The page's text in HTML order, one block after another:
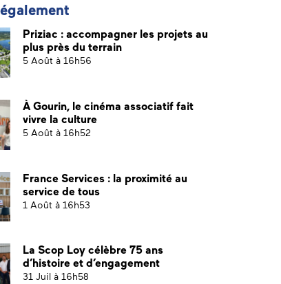
Priziac : accompagner les projets au
plus près du terrain
5 Août à 16h56
À Gourin, le cinéma associatif fait
vivre la culture
5 Août à 16h52
France Services : la proximité au
service de tous
1 Août à 16h53
La Scop Loy célèbre 75 ans
d’histoire et d’engagement
31 Juil à 16h58